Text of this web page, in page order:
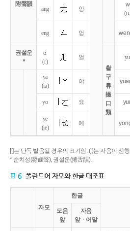
附聲韻
ang 앙
eng 엉
권설운
*
er
(r)
얼
촬
구
류
撮
口
類
ya
(ia)
야
yo 요
ye
(ie)
예
[ ]는 단독 발음될 경우의 표기임. ( )는 자음이 선
* 순치성(脣齒聲), 권설운(捲舌韻).
표 6 폴란드어 자모와 한글 대조표
자모
한글
모음
앞
자음
앞ㆍ어말